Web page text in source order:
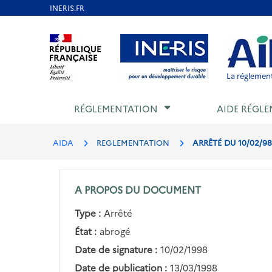
Aller au contenu Aller au menu Aller au
La
RÉGLEMENTATION AIDE
AIDA REGLEMENTATION ARRÊTÉ DU 10/02/
A PROPOS DU DOCUMENT
Type : Arrêté
État : abrogé
Date de signature : 10/02/1998
Date de publication : 13/03/1998